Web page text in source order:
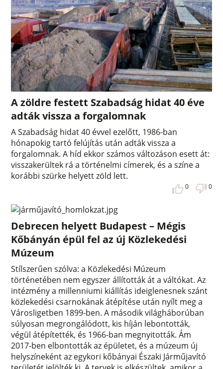
A zöldre festett Szabadság hidat 40 éve
adták vissza a forgalomnak
A Szabadság hidat 40 évvel ezelőtt, 1986-ban
hónapokig tartó felújítás után adták vissza a
forgalomnak. A híd ekkor számos változáson esett át:
visszakerültek rá a történelmi címerek, és a színe a
korábbi szürke helyett zöld lett.
0 0
Debrecen helyett Budapest – Mégis
Kőbányán épül fel az új Közlekedési
Múzeum
Stílszerűen szólva: a Közlekedési Múzeum
történetében nem egyszer állították át a váltókat. Az
intézmény a millenniumi kiállítás ideiglenesnek szánt
közlekedési csarnokának átépítése után nyílt meg a
Városligetben 1899-ben. A második világháborúban
súlyosan megrongálódott, kis híján lebontották,
végül átépítették, és 1966-ban megnyitották. Ám
2017-ben elbontották az épületet, és a múzeum új
helyszíneként az egykori kőbányai Északi Járműjavító